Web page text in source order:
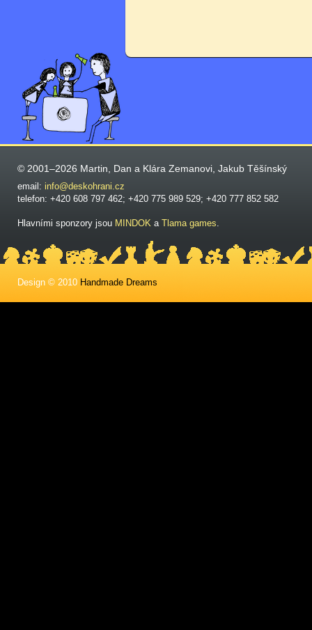
© 2001–2026 Martin, Dan a Klára Zemanovi, Jakub Těšínský
email: info@deskohrani.cz
telefon: +420 608 797 462; +420 775 989 529; +420 777 852 582
Hlavními sponzory jsou MINDOK a Tlama games.
Design © 2010 Handmade Dreams